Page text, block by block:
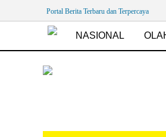
Portal Berita Terbaru dan Terpercaya
NASIONAL